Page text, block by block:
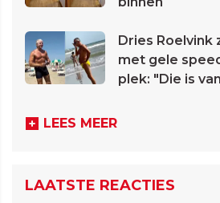
Dries
met gele
plek: "Die is
LEES MEER
LAATSTE REACTIES